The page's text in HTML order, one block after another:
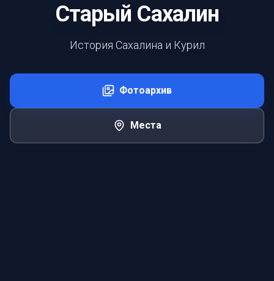
Старый Сахалин
История Сахалина и Курил
Фотоархив
Места